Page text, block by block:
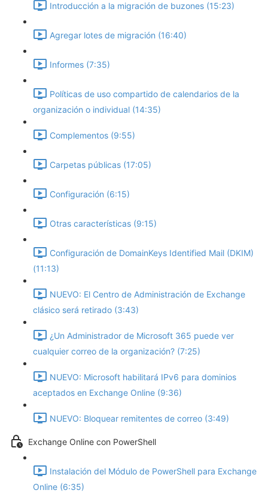
Introducción a la migración de buzones (15:23)
Agregar lotes de migración (16:40)
Informes (7:35)
Políticas de uso compartido de calendarios de la
organización o individual (14:35)
Complementos (9:55)
Carpetas públicas (17:05)
Configuración (6:15)
Otras características (9:15)
Configuración de DomainKeys Identified Mail (DKIM)
(11:13)
NUEVO: El Centro de Administración de Exchange
clásico será retirado (3:43)
¿Un Administrador de Microsoft 365 puede ver
cualquier correo de la organización? (7:25)
NUEVO: Microsoft habilitará IPv6 para dominios
aceptados en Exchange Online (9:36)
NUEVO: Bloquear remitentes de correo (3:49)
Exchange Online con PowerShell
Instalación del Módulo de PowerShell para Exchange
Online (6:35)